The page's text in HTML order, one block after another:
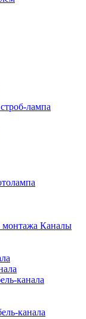
лампа
Каналы
канала
канала